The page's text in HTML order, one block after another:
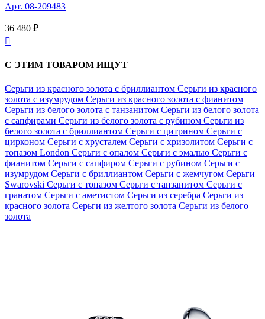
Арт. 08-209483
36 480 ₽

С ЭТИМ ТОВАРОМ ИЩУТ
Серьги из красного золота с бриллиантом Серьги из красного
золота с изумрудом Серьги из красного золота с фианитом
Серьги из белого золота с танзанитом Серьги из белого золота
с сапфирами Серьги из белого золота с рубином Серьги из
белого золота с бриллиантом Серьги с цитрином Серьги с
цирконом Серьги с хрусталем Серьги с хризолитом Серьги с
топазом London Серьги с опалом Серьги с эмалью Серьги с
фианитом Серьги с сапфиром Серьги с рубином Серьги с
изумрудом Серьги с бриллиантом Серьги с жемчугом Серьги
Swarovski Серьги с топазом Серьги с танзанитом Серьги с
гранатом Серьги с аметистом Серьги из серебра Серьги из
красного золота Серьги из желтого золота Серьги из белого
золота